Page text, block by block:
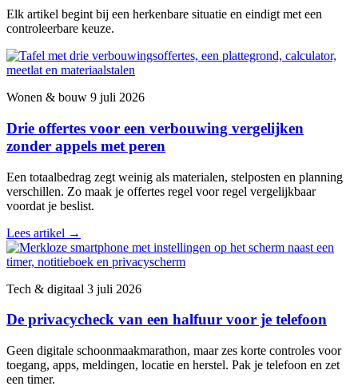
Elk artikel begint bij een herkenbare situatie en eindigt met een
controleerbare keuze.
Wonen & bouw 9 juli 2026
Drie offertes voor een verbouwing vergelijken
zonder appels met peren
Een totaalbedrag zegt weinig als materialen, stelposten en planning
verschillen. Zo maak je offertes regel voor regel vergelijkbaar
voordat je beslist.
Lees artikel →
Tech & digitaal 3 juli 2026
De privacycheck van een halfuur voor je telefoon
Geen digitale schoonmaakmarathon, maar zes korte controles voor
toegang, apps, meldingen, locatie en herstel. Pak je telefoon en zet
een timer.